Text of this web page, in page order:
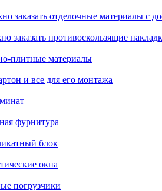
заказать отделочные материалы с
заказать противоскользящие
плитные материалы
и все для его монтажа
фурнитура
блок
окна
погрузчики